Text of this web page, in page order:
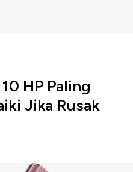
HP Paling
Jika Rusak